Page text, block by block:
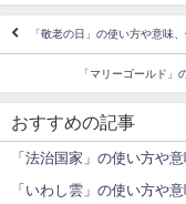
「敬老の日」の使い方や意味
「マリーゴールド」
おすすめの記事
「法治国家」の使い方や
「いわし雲」の使い方や